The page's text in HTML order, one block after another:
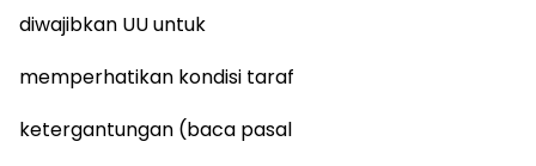
diwajibkan UU untuk
memperhatikan kondisi taraf
ketergantungan (baca pasal